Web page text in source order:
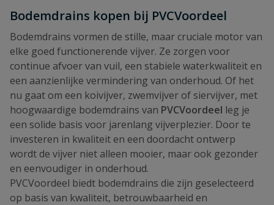
Bodemdrains kopen bij PVCVoordeel
Bodemdrains vormen de stille, maar cruciale motor van
elke goed functionerende vijver. Ze zorgen voor
continue afvoer van vuil, een stabiele waterkwaliteit en
een aanzienlijke vermindering van onderhoud. Of het
nu gaat om een koivijver, zwemvijver of siervijver, met
hoogwaardige bodemdrains van PVCVoordeel leg je
een solide basis voor jarenlang vijverplezier. Door te
investeren in kwaliteit en een doordacht ontwerp
wordt de vijver niet alleen mooier, maar ook gezonder
en eenvoudiger in onderhoud.
PVCVoordeel biedt bodemdrains die zijn geselecteerd
op basis van kwaliteit, betrouwbaarheid en